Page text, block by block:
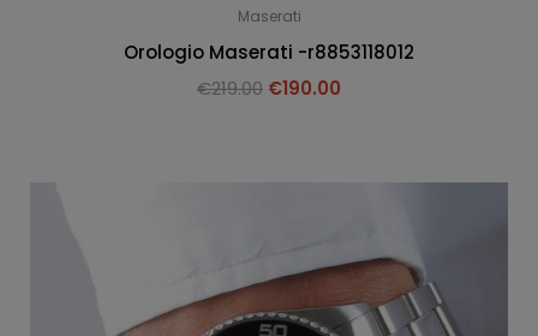
Maserati
Orologio Maserati -r8853118012
€219.00 €190.00